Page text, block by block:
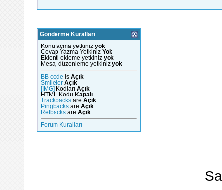
Gönderme Kuralları
Konu açma yetkiniz yok
Cevap Yazma Yetkiniz Yok
Eklenti ekleme yetkiniz yok
Mesaj düzenleme yetkiniz yok
BB code is Açık
Smileler Açık
[IMG] Kodları Açık
HTML-Kodu Kapalı
Trackbacks are Açık
Pingbacks are Açık
Refbacks are Açık
Forum Kuralları